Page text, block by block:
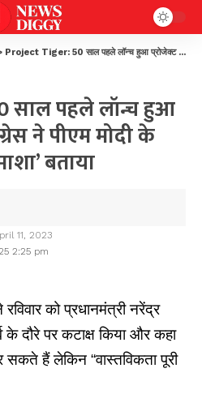
Project Tiger: 50 साल पहले लॉन्च हुआ प्रोजेक्ट टाइगर, कांग्रेस ने पीएम मोदी के बांदीपुर दौरे को ‘तमाशा’ बताया
साल पहले लॉन्च हुआ
ने पीएम मोदी के
बताया
2:25 pm
11, 2023
को प्रधानमंत्री नरेंद्र
के दौरे पर कटाक्ष किया और कहा
सकते हैं लेकिन “वास्तविकता पूरी